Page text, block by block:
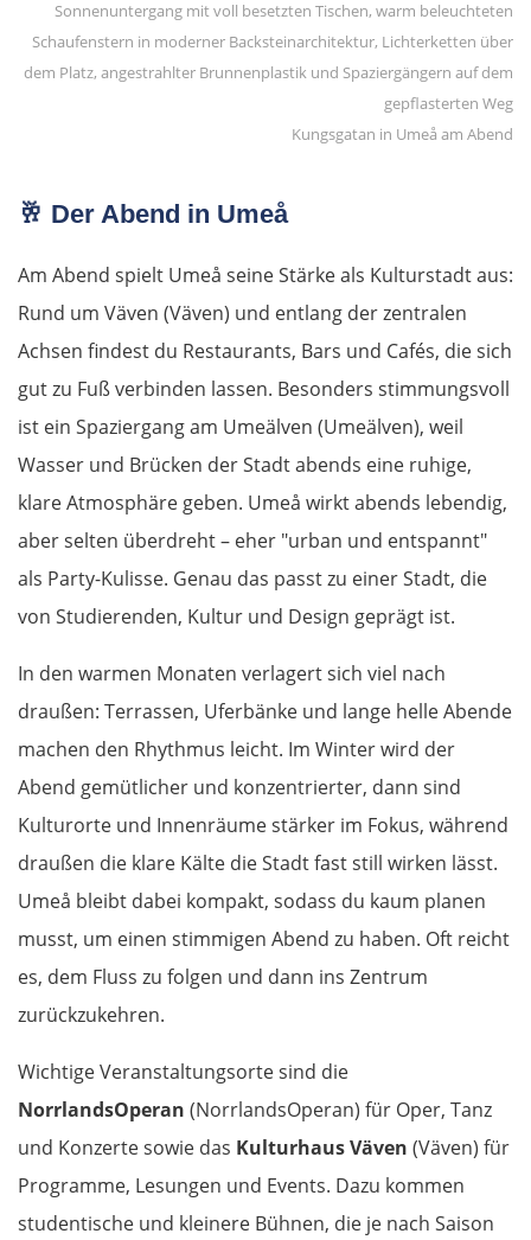
Kungsgatan in Umeå am Abend
🥂 Der Abend in Umeå
Am Abend spielt Umeå seine Stärke als Kulturstadt aus:
Rund um Väven (Väven) und entlang der zentralen
Achsen findest du Restaurants, Bars und Cafés, die sich
gut zu Fuß verbinden lassen. Besonders stimmungsvoll
ist ein Spaziergang am Umeälven (Umeälven), weil
Wasser und Brücken der Stadt abends eine ruhige,
klare Atmosphäre geben. Umeå wirkt abends lebendig,
aber selten überdreht – eher "urban und entspannt"
als Party-Kulisse. Genau das passt zu einer Stadt, die
von Studierenden, Kultur und Design geprägt ist.
In den warmen Monaten verlagert sich viel nach
draußen: Terrassen, Uferbänke und lange helle Abende
machen den Rhythmus leicht. Im Winter wird der
Abend gemütlicher und konzentrierter, dann sind
Kulturorte und Innenräume stärker im Fokus, während
draußen die klare Kälte die Stadt fast still wirken lässt.
Umeå bleibt dabei kompakt, sodass du kaum planen
musst, um einen stimmigen Abend zu haben. Oft reicht
es, dem Fluss zu folgen und dann ins Zentrum
zurückzukehren.
Wichtige Veranstaltungsorte sind die
NorrlandsOperan (NorrlandsOperan) für Oper, Tanz
und Konzerte sowie das Kulturhaus Väven (Väven) für
Programme, Lesungen und Events. Dazu kommen
studentische und kleinere Bühnen, die je nach Saison
Bilbao
Dax
Mont-de-Marsan
Bordeaux
Royan
La Rochelle
La Roche-sur-Yon
Rennes
Avranches
Caen
Rouen
Mantes la Jolie
Meaux